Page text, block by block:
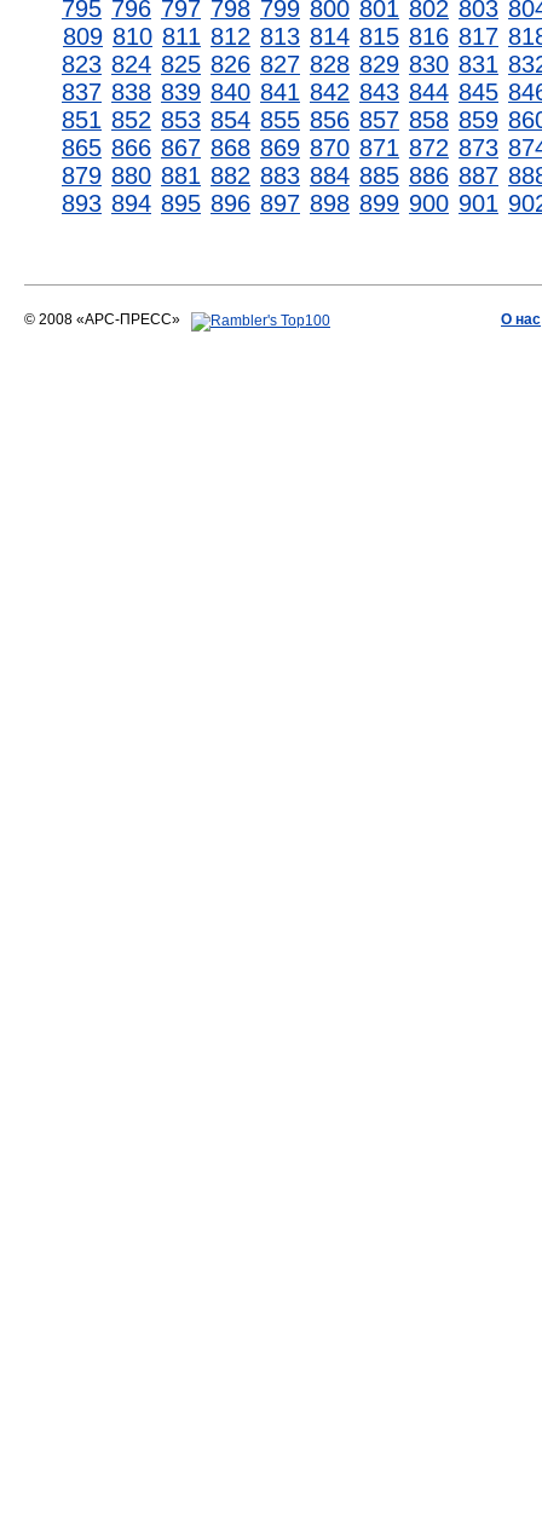
795 796 797 798 799 800 801 802 803
809 810 811 812 813 814 815 816 817
823 824 825 826 827 828 829 830 831
837 838 839 840 841 842 843 844 845
851 852 853 854 855 856 857 858 859
865 866 867 868 869 870 871 872 873
879 880 881 882 883 884 885 886 887
893 894 895 896 897 898 899 900 901
© 2008 «АРС-ПРЕСС» О нас